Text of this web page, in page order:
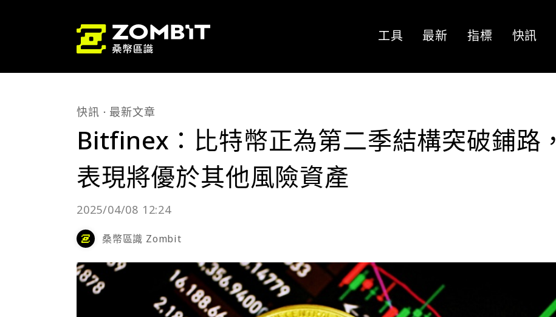
工具 最新 指標 快訊
快訊 最新文章
Bitfinex：比特幣正為第二季結構突破鋪路，
表現將優於其他風險資產
2025/04/08 12:24
桑幣區識 Zombit